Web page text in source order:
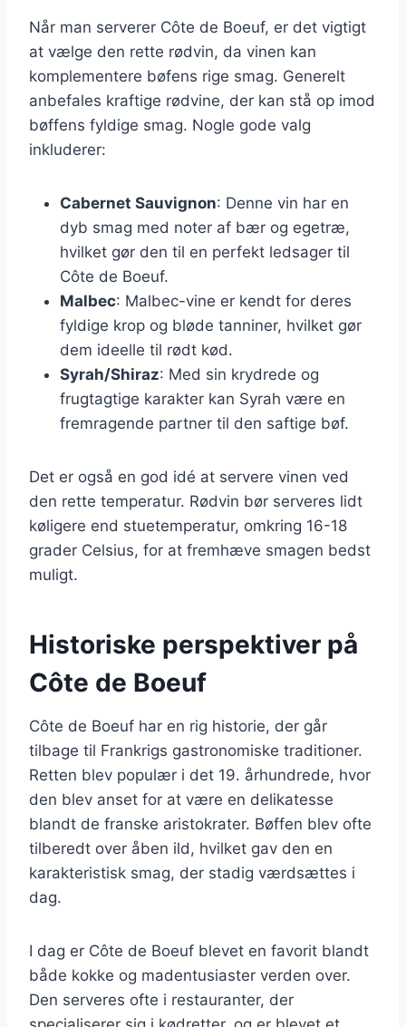
Når man serverer Côte de Boeuf, er det vigtigt
at vælge den rette rødvin, da vinen kan
komplementere bøfens rige smag. Generelt
anbefales kraftige rødvine, der kan stå op imod
bøffens fyldige smag. Nogle gode valg
inkluderer:
Cabernet Sauvignon: Denne vin har en
dyb smag med noter af bær og egetræ,
hvilket gør den til en perfekt ledsager til
Côte de Boeuf.
Malbec: Malbec-vine er kendt for deres
fyldige krop og bløde tanniner, hvilket gør
dem ideelle til rødt kød.
Syrah/Shiraz: Med sin krydrede og
frugtagtige karakter kan Syrah være en
fremragende partner til den saftige bøf.
Det er også en god idé at servere vinen ved
den rette temperatur. Rødvin bør serveres lidt
køligere end stuetemperatur, omkring 16-18
grader Celsius, for at fremhæve smagen bedst
muligt.
Historiske perspektiver på
Côte de Boeuf
Côte de Boeuf har en rig historie, der går
tilbage til Frankrigs gastronomiske traditioner.
Retten blev populær i det 19. århundrede, hvor
den blev anset for at være en delikatesse
blandt de franske aristokrater. Bøffen blev ofte
tilberedt over åben ild, hvilket gav den en
karakteristisk smag, der stadig værdsættes i
dag.
I dag er Côte de Boeuf blevet en favorit blandt
både kokke og madentusiaster verden over.
Den serveres ofte i restauranter, der